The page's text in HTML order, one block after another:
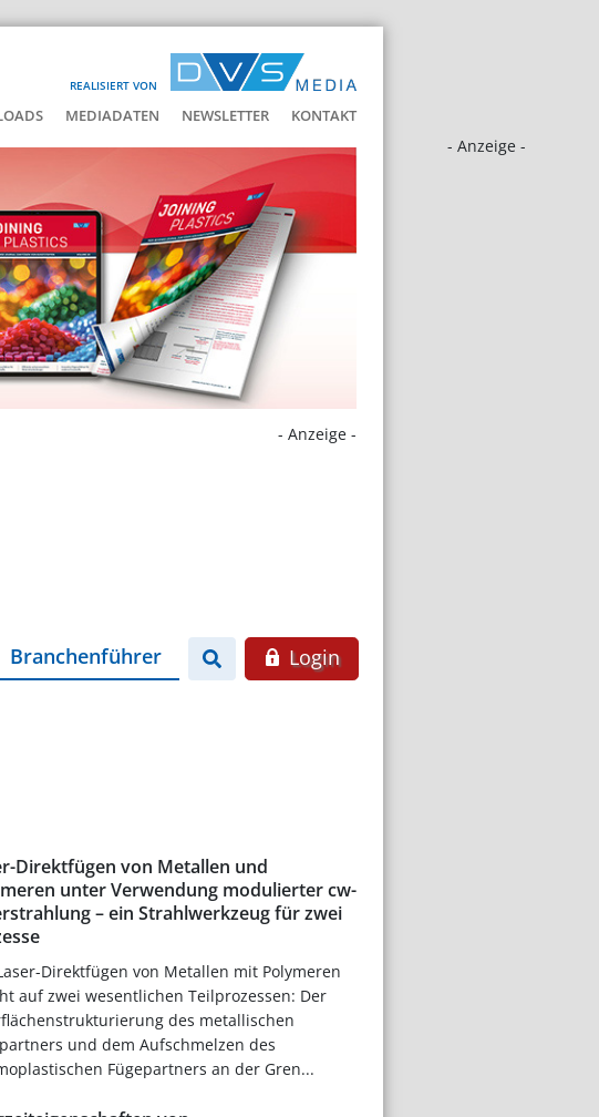
REALISIERT VON
MEDIADATEN NEWSLETTER KONTAKT
- Anzeige -
- Anzeige -
Branchenführer Login
Direktfügen von Metallen und
unter Verwendung modulierter cw-
– ein Strahlwerkzeug für zwei
Direktfügen von Metallen mit Polymeren
auf zwei wesentlichen Teilprozessen: Der
des metallischen
und dem Aufschmelzen des
Fügepartners an der Gren...